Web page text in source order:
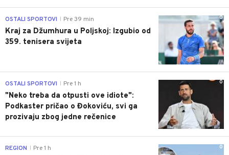
0
OSTALI SPORTOVI Pre 39 min
Kraj za Džumhura u Poljskoj: Izgubio od
359. tenisera svijeta
0
OSTALI SPORTOVI Pre 1 h
"Neko treba da otpusti ove idiote":
Podkaster pričao o Đokoviću, svi ga
prozivaju zbog jedne rečenice
0
REGION Pre 1 h